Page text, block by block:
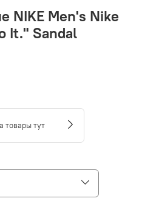
NIKE Men's Nike
It." Sandal
товары тут